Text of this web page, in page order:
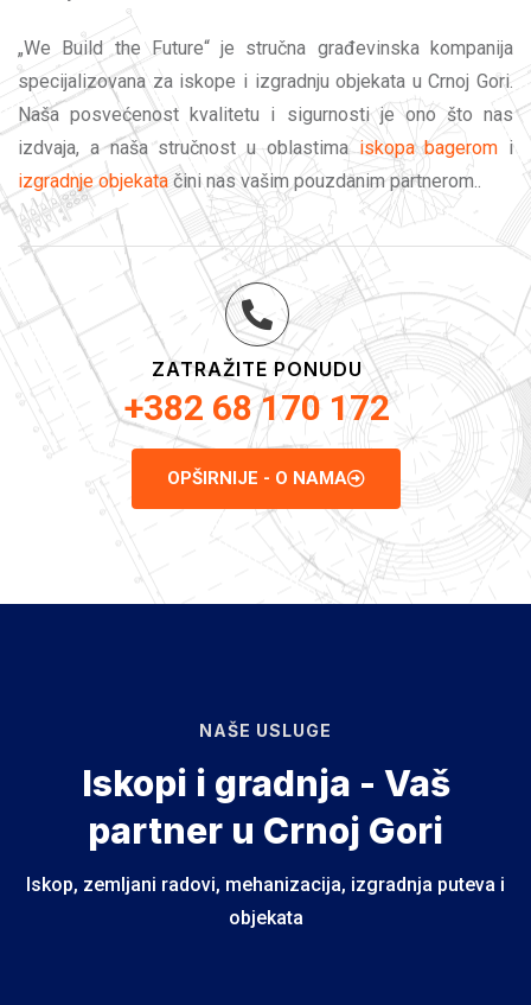
„We Build the Future“ je stručna građevinska kompanija
specijalizovana za iskope i izgradnju objekata u Crnoj Gori.
Naša posvećenost kvalitetu i sigurnosti je ono što nas
izdvaja, a naša stručnost u oblastimaiskopa bagerom i
izgradnje objekata čini nas vašim pouzdanim partnerom..
ZATRAŽITE PONUDU
+382 68 170 172
OPŠIRNIJE - O NAMA
NAŠE USLUGE
Iskopi i gradnja - Vaš
partner u Crnoj Gori
Iskop, zemljani radovi, mehanizacija, izgradnja puteva i
objekata